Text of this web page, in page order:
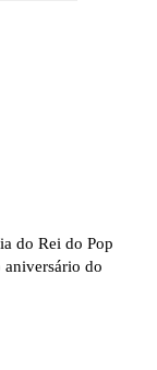
do Rei do Pop
aniversário do